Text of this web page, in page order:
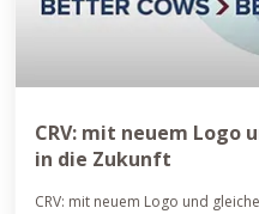
CRV: mit neuem Logo
in die Zukunft
CRV: mit neuem Logo und